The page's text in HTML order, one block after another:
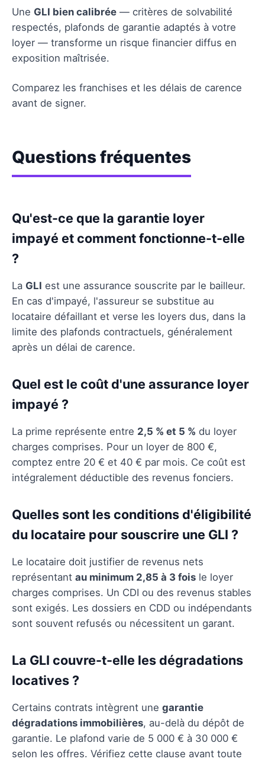
Une GLI bien calibrée — critères de solvabilité
respectés, plafonds de garantie adaptés à votre
loyer — transforme un risque financier diffus en
exposition maîtrisée.
Comparez les franchises et les délais de carence
avant de signer.
Questions fréquentes
Qu'est-ce que la garantie loyer
impayé et comment fonctionne-t-elle
?
La GLI est une assurance souscrite par le bailleur.
En cas d'impayé, l'assureur se substitue au
locataire défaillant et verse les loyers dus, dans la
limite des plafonds contractuels, généralement
après un délai de carence.
Quel est le coût d'une assurance loyer
impayé ?
La prime représente entre 2,5 % et 5 % du loyer
charges comprises. Pour un loyer de 800 €,
comptez entre 20 € et 40 € par mois. Ce coût est
intégralement déductible des revenus fonciers.
Quelles sont les conditions d'éligibilité
du locataire pour souscrire une GLI ?
Le locataire doit justifier de revenus nets
représentant au minimum 2,85 à 3 fois le loyer
charges comprises. Un CDI ou des revenus stables
sont exigés. Les dossiers en CDD ou indépendants
sont souvent refusés ou nécessitent un garant.
La GLI couvre-t-elle les dégradations
locatives ?
Certains contrats intègrent une garantie
dégradations immobilières, au-delà du dépôt de
garantie. Le plafond varie de 5 000 € à 30 000 €
selon les offres. Vérifiez cette clause avant toute